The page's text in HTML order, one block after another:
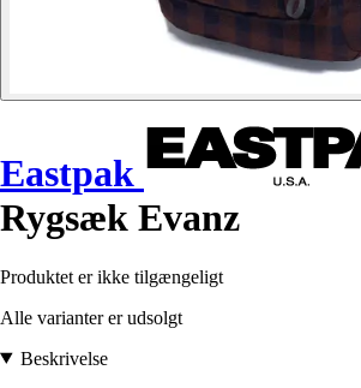
Eastpak
Rygsæk Evanz
Produktet er ikke tilgængeligt
Alle varianter er udsolgt
Beskrivelse